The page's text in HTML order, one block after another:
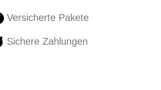
Versicherte Pakete
Sichere Zahlungen